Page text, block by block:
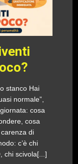
stanco Hai
normale”,
cosa
cosa
di
c’è chi
chi scivola[...]